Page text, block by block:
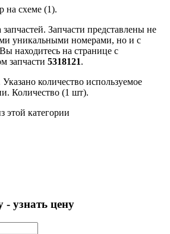
на схеме (1).
Запчасти представлены не
уникальными номерами, но и с
находитесь на странице с
запчасти 5318121.
Указано количество используемое
Количество (1 шт).
этой категории
- узнать цену